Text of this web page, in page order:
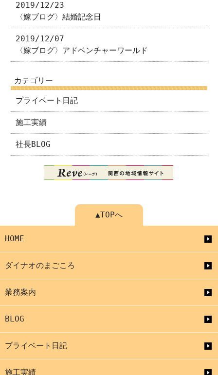
2019/12/23
〈嫁ブログ〉結婚記念日
2019/12/07
〈嫁ブログ〉アドベンチャーワールド
カテゴリー
プライベート日記
施工実績
社長BLOG
▲TOPへ
HOME
ダイナオのまごころ
業務案内
BLOG
プライベート日記
施工実績